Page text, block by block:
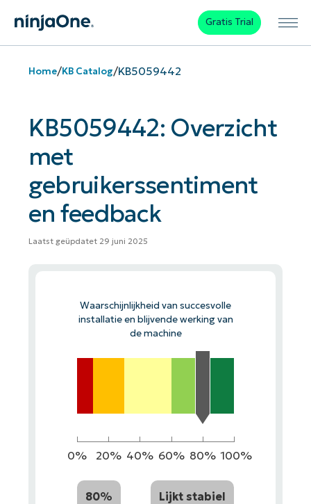
Gratis Trial
Home/KB Catalog/KB5059442
KB5059442: Overzicht
met
gebruikerssentiment
en feedback
Laatst geüpdatet 29 juni 2025
Waarschijnlijkheid van succesvolle
installatie en blijvende werking van
de machine
0% 20% 40% 60% 80% 100%
80% Lijkt stabiel